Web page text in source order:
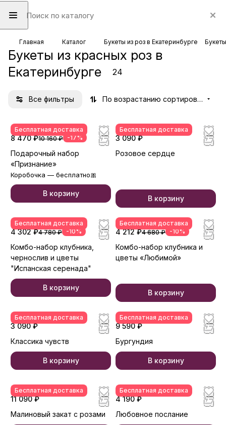
Главная Каталог Букеты из роз в Екатеринбурге
Букеты из красных роз в
Екатеринбурге
24
Все фильтры По возрастанию сортировки
Бесплатная доставка
8 470 ₽10 160 ₽ -17%
Подарочный набор
«Признание»
Коробочка — бесплатно🎀
В корзину
Бесплатная доставка
3 090 ₽
Розовое сердце
В корзину
Бесплатная доставка
4 302 ₽4 780 ₽ -10%
Комбо-набор клубника,
чернослив и цветы
"Испанская серенада"
В корзину
Бесплатная доставка
4 212 ₽4 680 ₽ -10%
Комбо-набор клубника и
цветы «Любимой»
В корзину
Бесплатная доставка
3 090 ₽
Классика чувств
В корзину
Бесплатная доставка
9 590 ₽
Бургундия
В корзину
Бесплатная доставка
11 090 ₽
Малиновый закат с розами
Бесплатная доставка
4 190 ₽
Любовное послание